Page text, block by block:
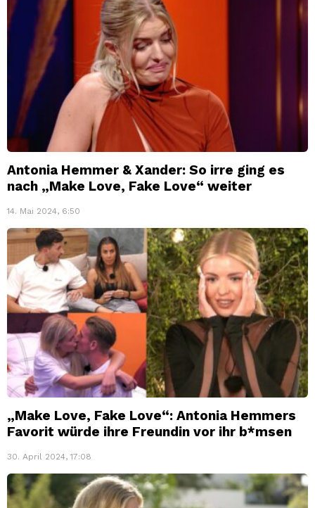
Antonia Hemmer & Xander: So irre ging es
nach „Make Love, Fake Love“ weiter
14. Mai 2024, 6:50
„Make Love, Fake Love“: Antonia Hemmers
Favorit würde ihre Freundin vor ihr b*msen
30. April 2024, 17:08